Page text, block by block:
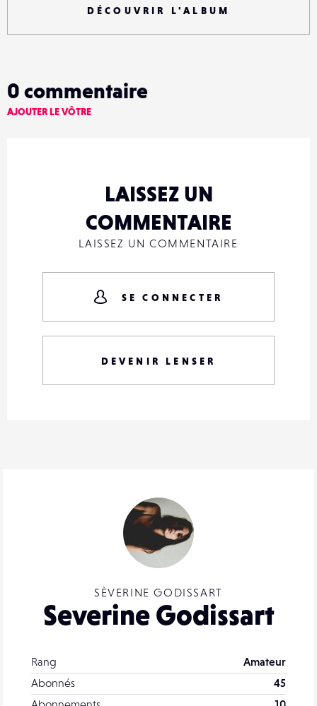
DÉCOUVRIR L'ALBUM
SÈVERINE GODISSART
Severine Godissart
Rang
Amateur
Abonnés
45
0 commentaire
AJOUTER LE VÔTRE
LAISSEZ UN
COMMENTAIRE
LAISSEZ UN COMMENTAIRE
SE CONNECTER
DEVENIR LENSER